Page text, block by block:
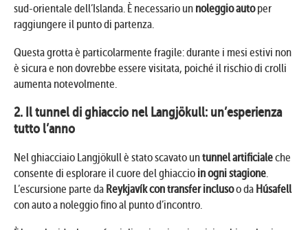
sud-orientale dell’Islanda. È necessario un noleggio autoper
raggiungere il punto di partenza.
Questa grotta è particolarmente fragile: durante i mesi estivi non
è sicura e non dovrebbe essere visitata, poiché il rischio di crolli
aumenta notevolmente.
2. Il tunnel di ghiaccio nel Langjökull: un’esperienza
tutto l’anno
Nel ghiacciaio Langjökull è stato scavato untunnel artificialeche
consente di esplorare il cuore del ghiaccio in ogni stagione.
L’escursione parte da Reykjavík con transfer inclusoo da Húsafell
con auto a noleggio fino al punto d’incontro.